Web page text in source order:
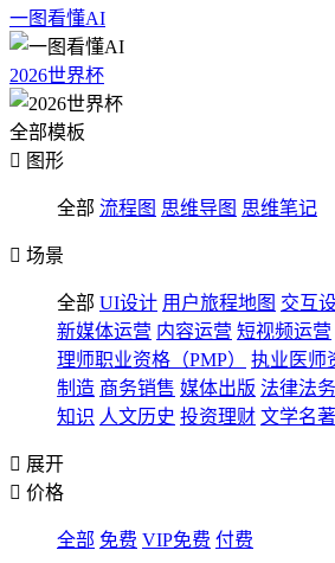
一图看懂AI
2026世界杯
全部模板
 图形
全部 流程图 思维导图 思维笔记
 场景
全部 UI设计 用户旅程地图 交互
新媒体运营 内容运营 短视频运营
理师职业资格（PMP）
执业医师
制造 商务销售 媒体出版 法律法务
知识 人文历史 投资理财 文学名著
 展开
 价格
全部 免费 VIP免费 付费